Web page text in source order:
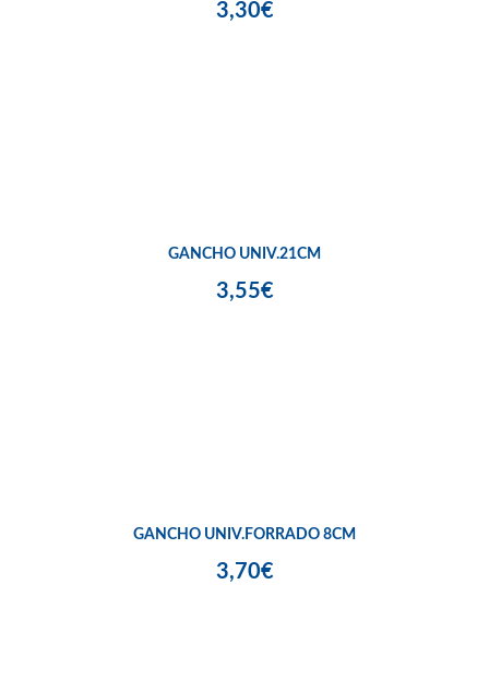
3,30€
GANCHO UNIV.21CM
3,55€
GANCHO UNIV.FORRADO 8CM
3,70€